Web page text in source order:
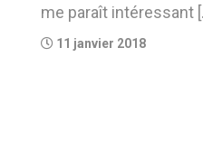
me paraît intéressant
11 janvier 2018